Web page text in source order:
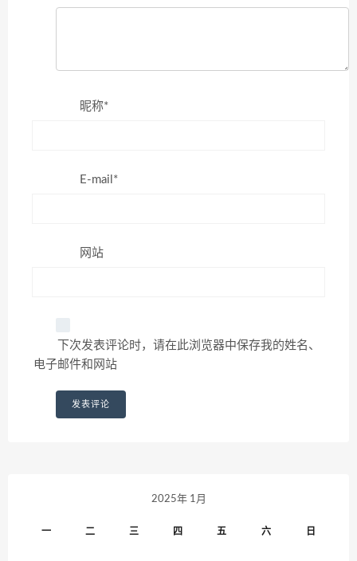
昵称*
E-mail*
网站
下次发表评论时，请在此浏览器中保存我的姓名、
电子邮件和网站
2025年 1月
一 二 三 四 五 六 日